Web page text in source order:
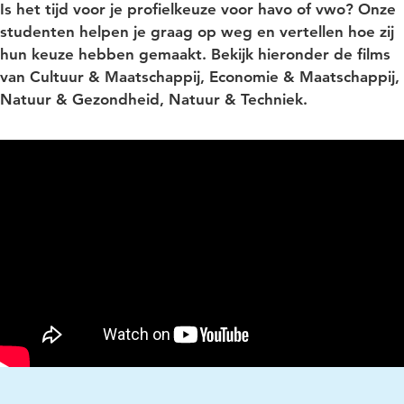
Is het tijd voor je profielkeuze voor havo of vwo? Onze
studenten helpen je graag op weg en vertellen hoe zij
hun keuze hebben gemaakt. Bekijk hieronder de films
van Cultuur & Maatschappij, Economie & Maatschappij,
Natuur & Gezondheid, Natuur & Techniek.